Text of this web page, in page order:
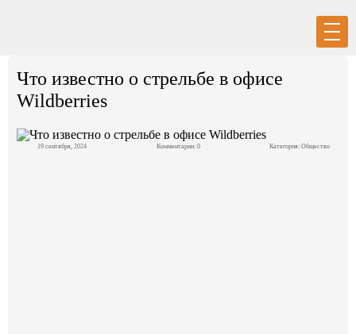
Регистрация
Что известно о стрельбе в офисе
Wildberries
19 сентября, 2024 Комментарии: 0 Категория: Общество